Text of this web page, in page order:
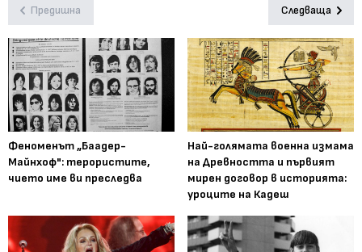
Предишна Следваща
Феноменът „Баадер-
Майнхоф": терористите,
чието име ви преследва
Най-голямата военна измама
на Древността и първият
мирен договор в историята:
уроците на Кадеш